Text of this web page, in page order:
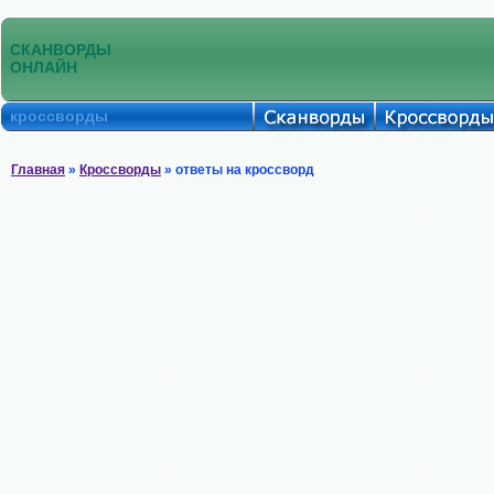
СКАНВОРДЫ
ОНЛАЙН
кроссворды
Главная » Кроссворды » ответы на кроссворд